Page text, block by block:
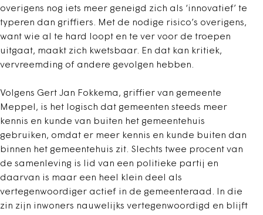
overigens nog iets meer geneigd zich als ‘innovatief’ te
typeren dan griffiers. Met de nodige risico’s overigens,
want wie al te hard loopt en te ver voor de troepen
uitgaat, maakt zich kwetsbaar. En dat kan kritiek,
vervreemding of andere gevolgen hebben.
Volgens Gert Jan Fokkema, griffier van gemeente
Meppel, is het logisch dat gemeenten steeds meer
kennis en kunde van buiten het gemeentehuis
gebruiken, omdat er meer kennis en kunde buiten dan
binnen het gemeentehuis zit. Slechts twee procent van
de samenleving is lid van een politieke partij en
daarvan is maar een heel klein deel als
vertegenwoordiger actief in de gemeenteraad. In die
zin zijn inwoners nauwelijks vertegenwoordigd en blijft